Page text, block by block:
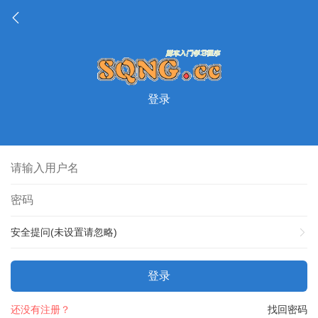
登录
安全提问(未设置请忽略)
登录
找回密码
还没有注册？